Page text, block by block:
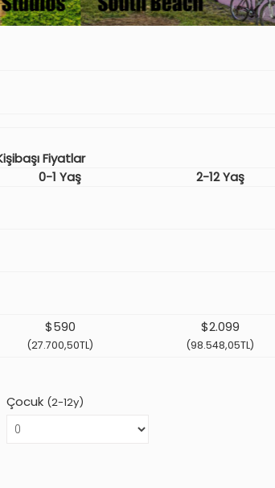
Fiyatlar
0-1 Yaş
2-12 Yaş
$590
(27.700,50TL)
$2.099
(98.548,05TL)
Çocuk (2-12y)